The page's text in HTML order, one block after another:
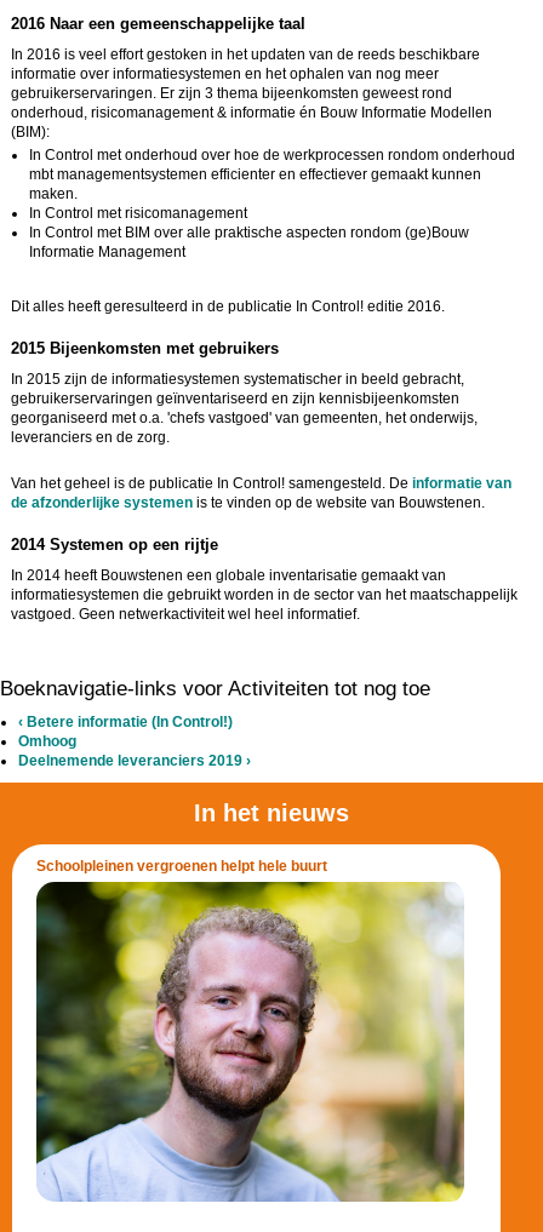
2016 Naar een gemeenschappelijke taal
In 2016 is veel effort gestoken in het updaten van de reeds beschikbare
informatie over informatiesystemen en het ophalen van nog meer
gebruikerservaringen. Er zijn 3 thema bijeenkomsten geweest rond
onderhoud, risicomanagement & informatie én Bouw Informatie Modellen
(BIM):
In Control met onderhoud over hoe de werkprocessen rondom onderhoud
mbt managementsystemen efficienter en effectiever gemaakt kunnen
maken.
In Control met risicomanagement
In Control met BIM over alle praktische aspecten rondom (ge)Bouw
Informatie Management
Dit alles heeft geresulteerd in de publicatie In Control! editie 2016.
2015 Bijeenkomsten met gebruikers
In 2015 zijn de informatiesystemen systematischer in beeld gebracht,
gebruikerservaringen geïnventariseerd en zijn kennisbijeenkomsten
georganiseerd met o.a. 'chefs vastgoed' van gemeenten, het onderwijs,
leveranciers en de zorg.
Van het geheel is de publicatie In Control! samengesteld. De informatie van
de afzonderlijke systemenis te vinden op de website van Bouwstenen.
2014 Systemen op een rijtje
In 2014 heeft Bouwstenen een globale inventarisatie gemaakt van
informatiesystemen die gebruikt worden in de sector van het maatschappelijk
vastgoed. Geen netwerkactiviteit wel heel informatief.
Boeknavigatie-links voor Activiteiten tot nog toe
‹ Betere informatie (In Control!)
Omhoog
Deelnemende leveranciers 2019 ›
In het nieuws
Schoolpleinen vergroenen helpt hele buurt